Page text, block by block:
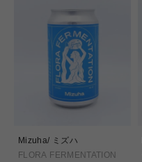
Mizuha/ ミズハ
FLORA FERMENTATION